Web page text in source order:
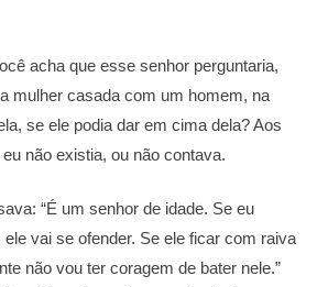
acha que esse senhor perguntaria,
mulher casada com um homem, na
se ele podia dar em cima dela? Aos
não existia, ou não contava.
“É um senhor de idade. Se eu
vai se ofender. Se ele ficar com raiva
não vou ter coragem de bater nele.”